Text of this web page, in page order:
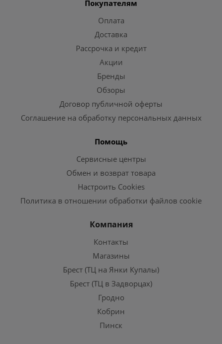
Покупателям
Оплата
Доставка
Рассрочка и кредит
Акции
Бренды
Обзоры
Договор публичной оферты
Соглашение на обработку персональных данных
Помощь
Сервисные центры
Обмен и возврат товара
Настроить Cookies
Политика в отношении обработки файлов cookie
Компания
Контакты
Магазины
Брест (ТЦ на Янки Купалы)
Брест (ТЦ в Задворцах)
Гродно
Кобрин
Пинск